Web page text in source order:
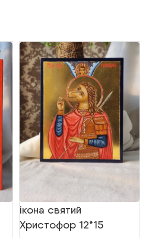
ікона святий
Христофор 12*15